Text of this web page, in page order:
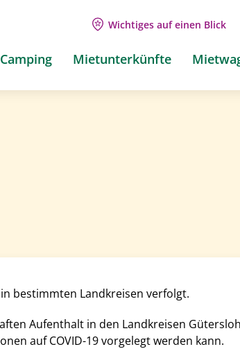
Wichtiges auf einen Blick
Camping Mietunterkünfte
bestimmten Landkreisen verfolgt.
Aufenthalt in den Landkreisen
auf COVID-19 vorgelegt werden kann.